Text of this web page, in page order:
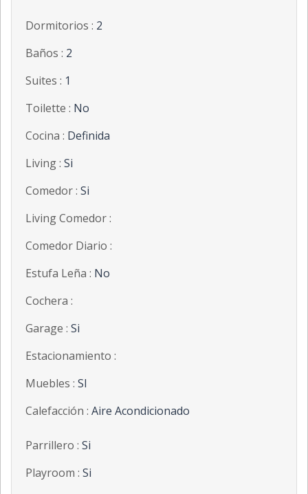
Dormitorios : 2
Baños : 2
Suites : 1
Toilette : No
Cocina : Definida
Living : Si
Comedor : Si
Living Comedor :
Comedor Diario :
Estufa Leña : No
Cochera :
Garage : Si
Estacionamiento :
Muebles : SI
Calefacción : Aire Acondicionado
Parrillero : Si
Playroom : Si